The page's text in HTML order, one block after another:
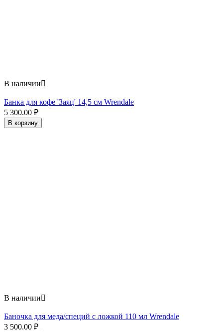
В наличии
Банка для кофе 'Заяц' 14,5 см Wrendale
5 300.00 ₽
В корзину
В наличии
Баночка для меда/специй с ложкой 110 мл Wrendale
3 500.00 ₽